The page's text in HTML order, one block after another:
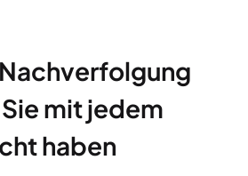
mit jedem
haben